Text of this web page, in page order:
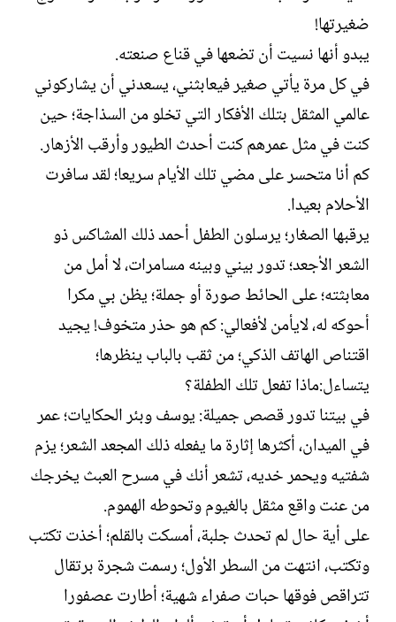
ضغيرتها!
يبدو أنها نسيت أن تضعها في قناع صنعته.
في كل مرة يأتي صغير فيعابثني، يسعدني أن يشاركوني
عالمي المثقل بتلك الأفكار التي تخلو من السذاجة؛ حين
كنت في مثل عمرهم كنت أحدث الطيور وأرقب الأزهار.
كم أنا متحسر على مضي تلك الأيام سريعا؛ لقد سافرت
الأحلام بعيدا.
يرقبها الصغار؛ يرسلون الطفل أحمد ذلك المشاكس ذو
الشعر الأجعد؛ تدور بيني وبينه مسامرات، لا أمل من
معابثته؛ على الحائط صورة أو جملة؛ يظن بي مكرا
أحوكه له، لايأمن لأفعالي: كم هو حذر متخوف! يجيد
اقتناص الهاتف الذكي؛ من ثقب بالباب ينظرها؛
يتساءل:ماذا تفعل تلك الطفلة؟
في بيتنا تدور قصص جميلة: يوسف وبئر الحكايات؛ عمر
في الميدان، أكثرها إثارة ما يفعله ذلك المجعد الشعر؛ يزم
شفتيه ويحمر خديه، تشعر أنك في مسرح العبث يخرجك
من عنت واقع مثقل بالغيوم وتحوطه الهموم.
على أية حال لم تحدث جلبة، أمسكت بالقلم؛ أخذت تكتب
وتكتب، انتهت من السطر الأول؛ رسمت شجرة برتقال
تتراقص فوقها حبات صفراء شهية؛ أطارت عصفورا